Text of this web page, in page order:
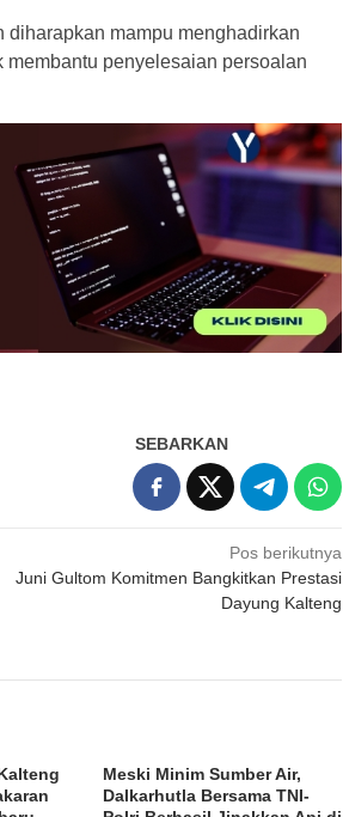
diharapkan mampu menghadirkan
penyelesaian persoalan
SEBARKAN
Pos berikutnya
Juni Gultom Komitmen Bangkitkan Prestasi
Dayung Kalteng
Meski Minim Sumber Air,
Dalkarhutla Bersama TNI-